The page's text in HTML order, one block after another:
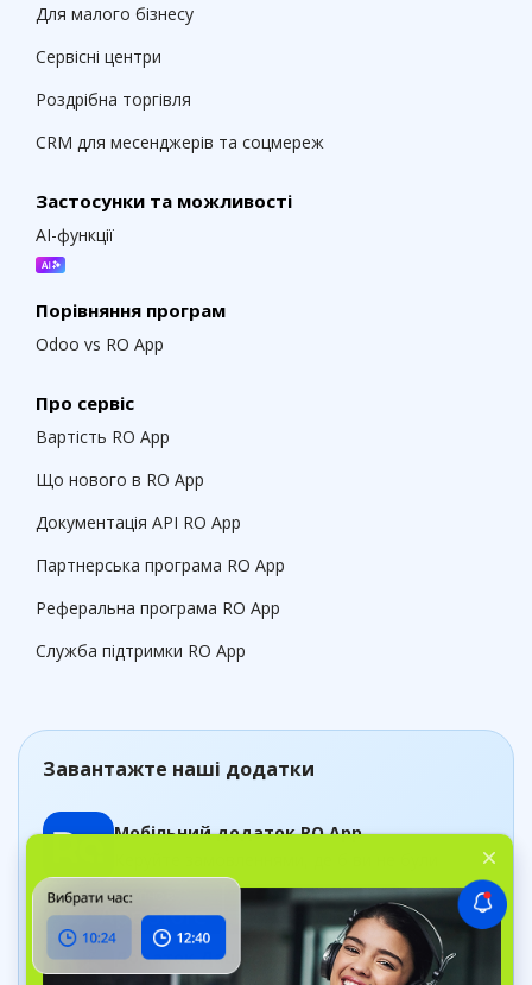
Для малого бізнесу
Сервісні центри
Роздрібна торгівля
CRM для месенджерів та соцмереж
Застосунки та можливості
AI-функції
Порівняння програм
Odoo vs RO App
Про сервіс
Вартість RO App
Що нового в RO App
Документація API RO App
Партнерська програма RO App
Реферальна програма RO App
Служба підтримки RO App
Завантажте наші додатки
Мобільний додаток RO App
Додаток Дашборд